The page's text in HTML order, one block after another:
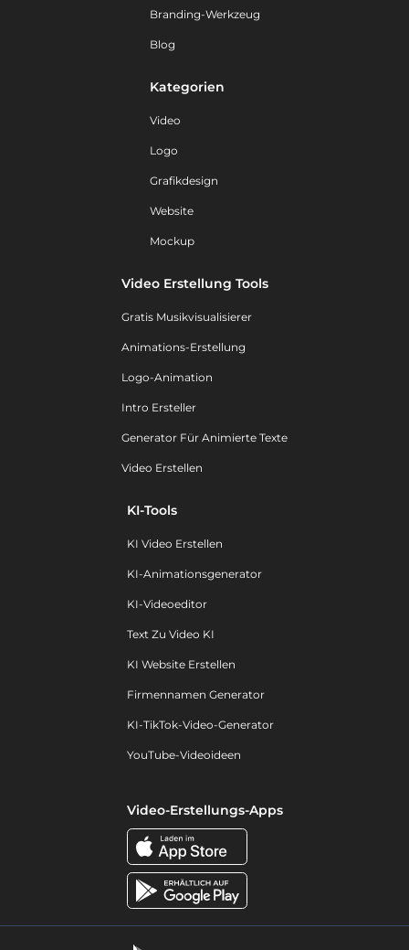
Branding-Werkzeug
Blog
Kategorien
Video
Logo
Grafikdesign
Website
Mockup
Video Erstellung Tools
Gratis Musikvisualisierer
Animations-Erstellung
Logo-Animation
Intro Ersteller
Generator Für Animierte Texte
Video Erstellen
KI-Tools
KI Video Erstellen
KI-Animationsgenerator
KI-Videoeditor
Text Zu Video KI
KI Website Erstellen
Firmennamen Generator
KI-TikTok-Video-Generator
YouTube-Videoideen
Video-Erstellungs-Apps